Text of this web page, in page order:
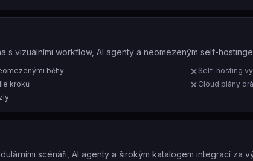
s vizuálními workflow, AI agenty a neomezeným self-
běhy
kroků
Self-hosting
Cloud plány
scénáři, AI agenty a širokým katalogem integrací za